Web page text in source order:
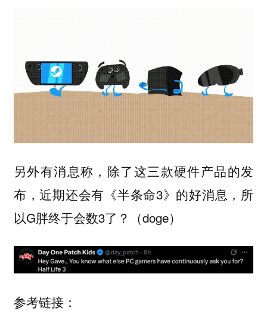
另外有消息称，除了这三款硬件产品的发
布，近期还会有《半条命3》的好消息，所
以G胖终于会数3了？（doge）
参考链接：